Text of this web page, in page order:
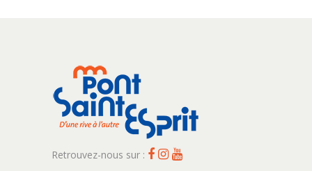
Retrouvez-nous sur :